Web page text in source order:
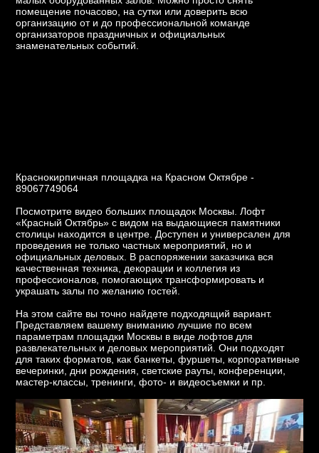
помещение почасово, на сутки или доверить всю
организацию от и до профессиональной команде
организаторов праздничных и официальных
знаменательных событий.
Краснокирпичная площадка на Красном Октябре -
89067749064
Посмотрите видео больших площадок Москвы. Лофт
«Красный Октябрь» с видом на выдающиеся памятники
столицы находится в центре. Доступен и универсален для
проведения не только частных мероприятий, но и
официальных деловых. В распоряжении заказчика вся
качественная техника, декорации и коллегия из
профессионалов, помогающих трансформировать и
украшать залы по желанию гостей.
На этом сайте вы точно найдете подходящий вариант.
Представляем вашему вниманию лучшие по всем
параметрам площадки Москвы в виде лофтов для
развлекательных и деловых мероприятий. Они подходят
для таких форматов, как банкеты, фуршеты, корпоративные
вечеринки, дни рождения, светские рауты, конференции,
мастер-классы, тренинги, фото- и видеосъемки и пр.